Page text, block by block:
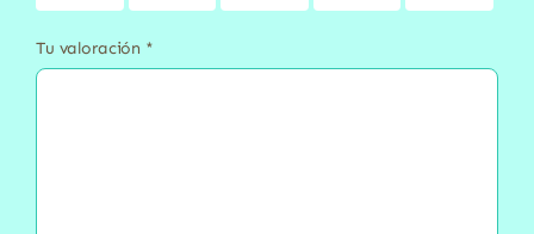
Tu valoración *